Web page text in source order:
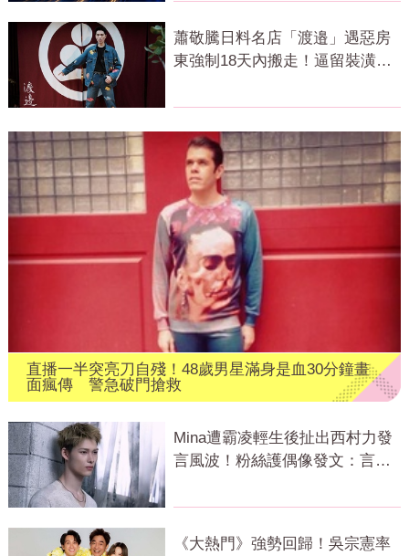
蕭敬騰日料名店「渡邉」遇惡房
東強制18天內搬走！逼留裝潢：
直播一半突亮刀自殘！48歲男星滿身是血30分鐘畫
面瘋傳 警急破門搶救
Mina遭霸凌輕生後扯出西村力發
言風波！粉絲護偶像發文：言論
《大熱門》強勢回歸！吳宗憲率